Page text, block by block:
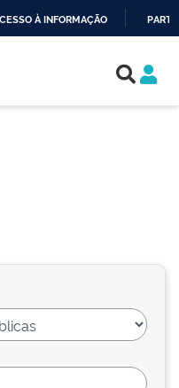
À INFORMAÇÃO